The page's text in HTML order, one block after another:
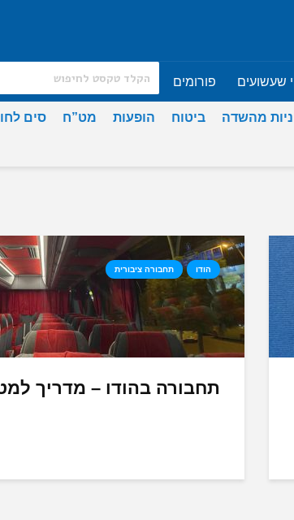
שעשועים פורומים
מהשדה ביטוח הופעות מט”ח סים
הודו תחבורה ציבורית
תחבורה בהודו – מדריך